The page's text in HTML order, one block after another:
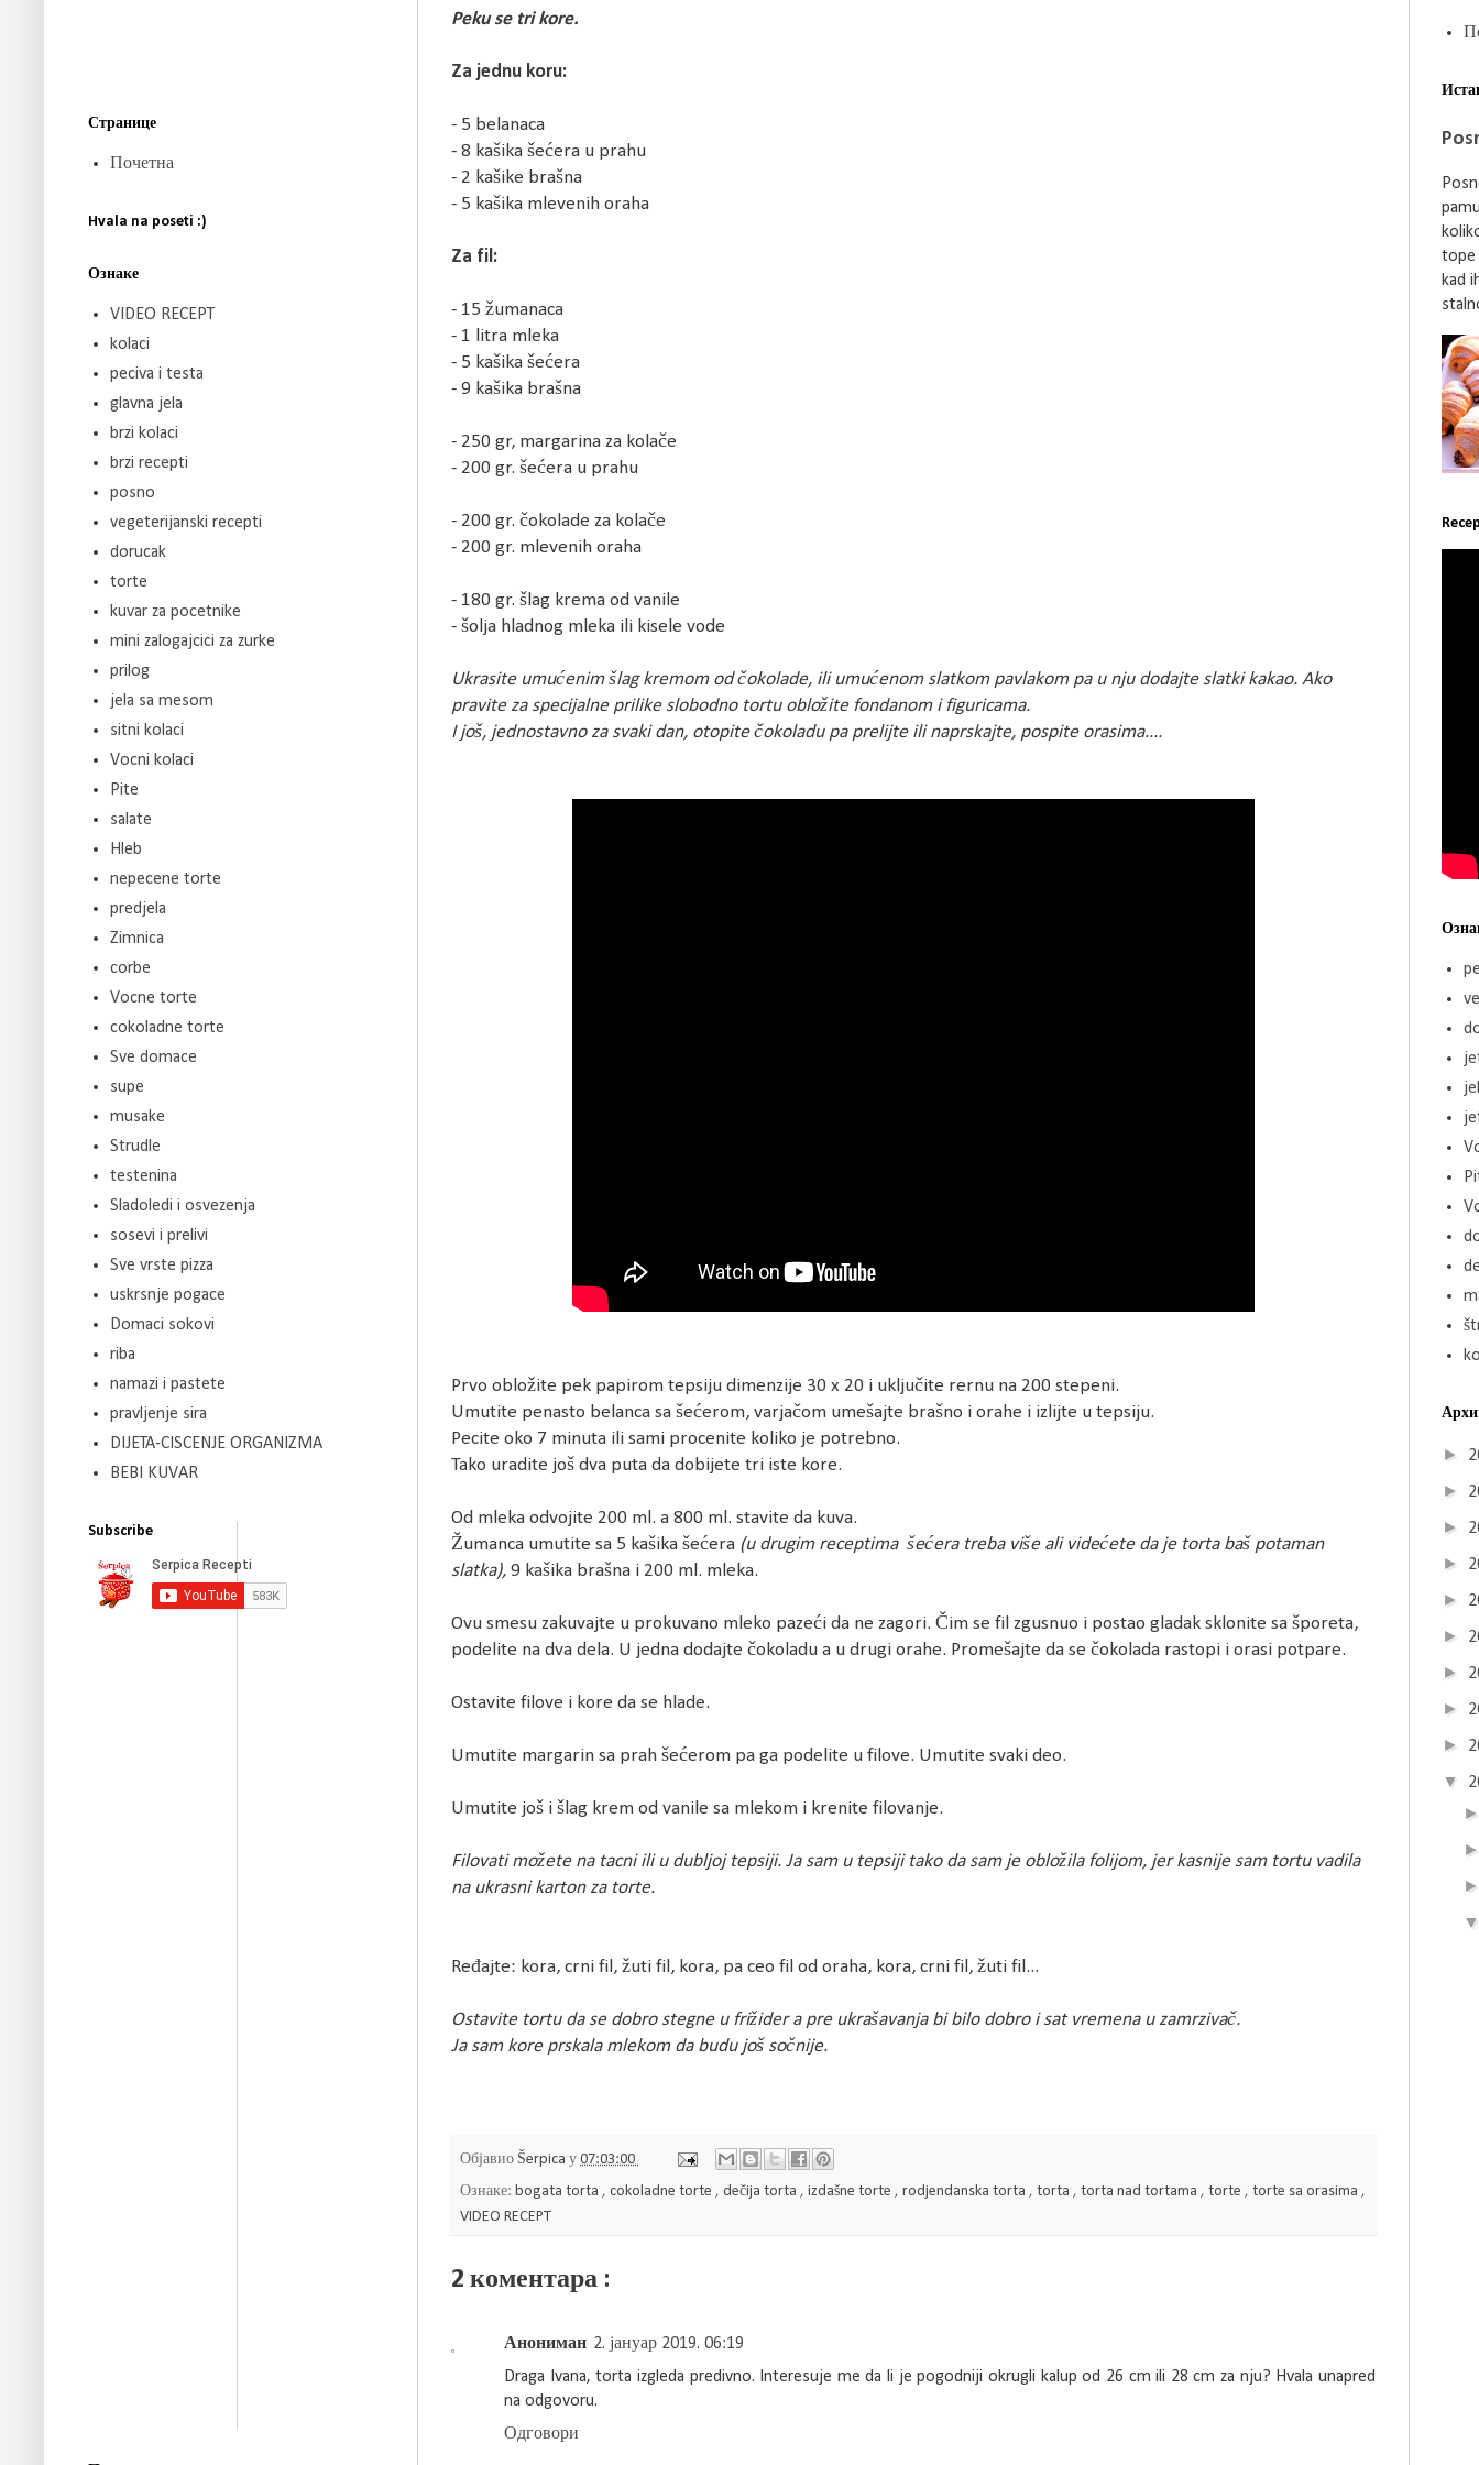
Peku se tri kore.
Za jednu koru:
- 5 belanaca
- 8 kašika šećera u prahu
- 2 kašike brašna
- 5 kašika mlevenih oraha
Za fil:
- 15 žumanaca
- 1 litra mleka
- 5 kašika šećera
- 9 kašika brašna
- 250 gr, margarina za kolače
- 200 gr. šećera u prahu
- 200 gr. čokolade za kolače
- 200 gr. mlevenih oraha
- 180 gr. šlag krema od vanile
- šolja hladnog mleka ili kisele vode
Ukrasite umućenim šlag kremom od čokolade, ili umućenom slatkom pavlakom pa u nju dodajte slatki kakao. Ako
pravite za specijalne prilike slobodno tortu obložite fondanom i figuricama.
I još, jednostavno za svaki dan, otopite čokoladu pa prelijte ili naprskajte, pospite orasima....
Prvo obložite pek papirom tepsiju dimenzije 30 x 20 i uključite rernu na 200 stepeni.
Umutite penasto belanca sa šećerom, varjačom umešajte brašno i orahe i izlijte u tepsiju.
Pecite oko 7 minuta ili sami procenite koliko je potrebno.
Tako uradite još dva puta da dobijete tri iste kore.
Od mleka odvojite 200 ml. a 800 ml. stavite da kuva.
Žumanca umutite sa 5 kašika šećera (u drugim receptima šećera treba više ali videćete da je torta baš potaman
slatka), 9 kašika brašna i 200 ml. mleka.
Ovu smesu zakuvajte u prokuvano mleko pazeći da ne zagori. Čim se fil zgusnuo i postao gladak sklonite sa šporeta,
podelite na dva dela. U jedna dodajte čokoladu a u drugi orahe. Promešajte da se čokolada rastopi i orasi potpare.
Ostavite filove i kore da se hlade.
Umutite margarin sa prah šećerom pa ga podelite u filove. Umutite svaki deo.
Umutite još i šlag krem od vanile sa mlekom i krenite filovanje.
Filovati možete na tacni ili u dubljoj tepsiji. Ja sam u tepsiji tako da sam je obložila folijom, jer kasnije sam tortu vadila
na ukrasni karton za torte.
Ređajte: kora, crni fil, žuti fil, kora, pa ceo fil od oraha, kora, crni fil, žuti fil...
Ostavite tortu da se dobro stegne u frižider a pre ukrašavanja bi bilo dobro i sat vremena u zamrzivač.
Ja sam kore prskala mlekom da budu još sočnije.
Објавио Šerpica у 07:03:00
Ознаке: bogata torta , cokoladne torte , dečija torta , izdašne torte , rodjendanska torta , torta , torta nad tortama , torte , torte sa orasima ,
VIDEO RECEPT
2 коментара :
Анониман 2. јануар 2019. 06:19
Draga Ivana, torta izgleda predivno. Interesuje me da li je pogodniji okrugli kalup od 26 cm ili 28 cm za nju? Hvala unapred
na odgovoru.
Одговори
Странице
Почетна
Hvala na poseti :)
Ознаке
VIDEO RECEPT
kolaci
peciva i testa
glavna jela
brzi kolaci
brzi recepti
posno
vegeterijanski recepti
dorucak
torte
kuvar za pocetnike
mini zalogajcici za zurke
prilog
jela sa mesom
sitni kolaci
Vocni kolaci
Pite
salate
Hleb
nepecene torte
predjela
Zimnica
corbe
Vocne torte
cokoladne torte
Sve domace
supe
musake
Strudle
testenina
Sladoledi i osvezenja
sosevi i prelivi
Sve vrste pizza
uskrsnje pogace
Domaci sokovi
riba
namazi i pastete
pravljenje sira
DIJETA-CISCENJE ORGANIZMA
BEBI KUVAR
Subscribe
tope
kad
►
►
►
►
►
►
►
►
►
▼